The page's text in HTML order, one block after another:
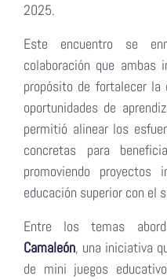
2025.
Este encuentro se
colaboración que ambas
propósito de fortalecer la
oportunidades de
permitió alinear los
concretas para
promoviendo proyectos
educación superior con el
Entre los temas
Camaleón, una iniciativa
de mini juegos